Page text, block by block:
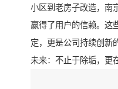
小区到老房子改造，南
赢得了用户的信赖。这
定，更是公司持续创新
未来：不止于除垢，更